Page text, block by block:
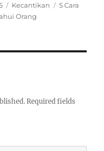
Categories
Kecantikan Tags
5 Cara
Orang
Required fields